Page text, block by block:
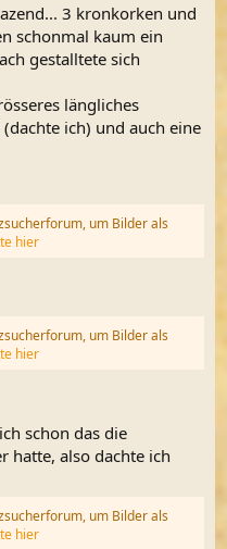
3 kronkorken und
schonmal kaum ein
gestalltete sich
längliches
ich) und auch eine
um Bilder als
hier
um Bilder als
hier
schon das die
hatte, also dachte ich
um Bilder als
hier